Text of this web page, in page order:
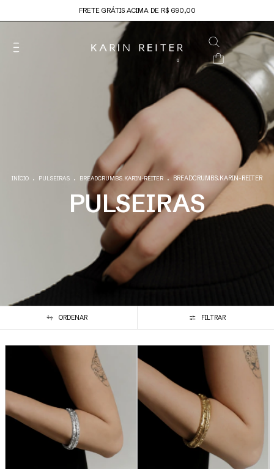
FRETE GRÁTIS ACIMA DE R$ 690,00
0
INÍCIO . PULSEIRAS . BREADCRUMBS.KARIN-REITER . BREADCRUMBS.KARIN-REITER
PULSEIRAS
ORDENAR FILTRAR